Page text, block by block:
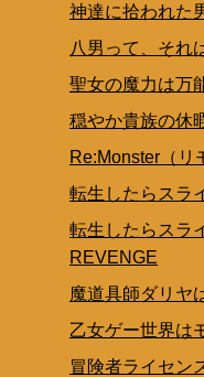
神達に拾われた
八男って、それ
聖女の魔力は万
穏やか貴族の休
Re:Monster（リ
転生したらスラ
転生したらスラ
REVENGE
魔道具師ダリヤ
乙女ゲー世界は
冒険者ライセン